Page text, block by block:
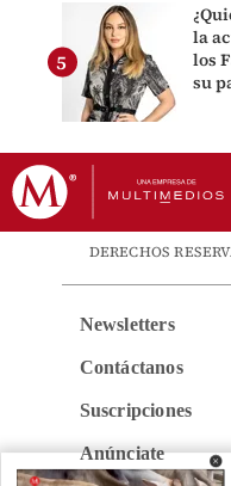
la
los
su
DERECHOS
Newsletters
Contáctanos
Suscripciones
Anúnciate